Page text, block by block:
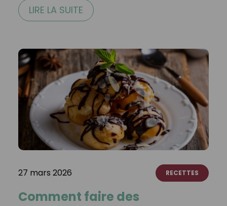
LIRE LA SUITE
27 mars 2026 RECETTES
Comment faire des